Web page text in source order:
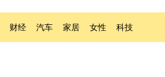
财经 汽车 家居 女性 科技